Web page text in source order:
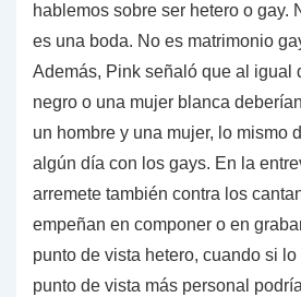
hablemos sobre ser hetero o gay.
es una boda. No es matrimonio
Además, Pink señaló que al igual
negro o una mujer blanca
un hombre y una mujer, lo mismo
algún día con los gays. En la
arremete también contra los
empeñan en componer o en
punto de vista hetero, cuando si
punto de vista más personal